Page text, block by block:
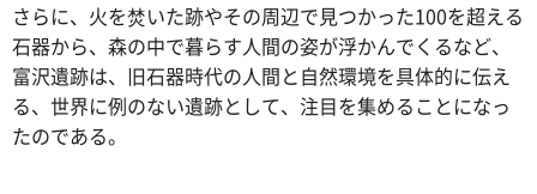
さらに、火を焚いた跡やその周辺で見つかった100を超える
石器から、森の中で暮らす人間の姿が浮かんでくるなど、
富沢遺跡は、旧石器時代の人間と自然環境を具体的に伝え
る、世界に例のない遺跡として、注目を集めることになっ
たのである。